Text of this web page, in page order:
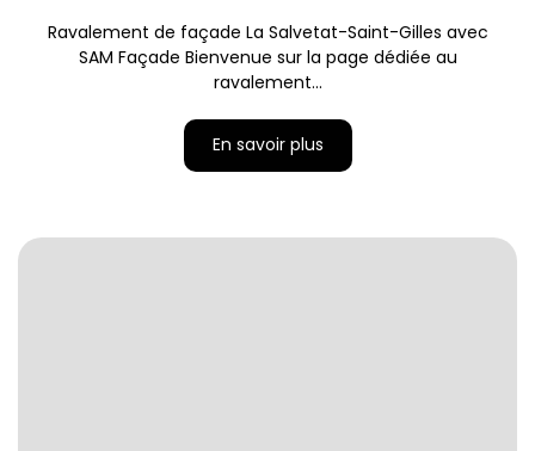
Ravalement de façade La Salvetat-Saint-Gilles avec
SAM Façade Bienvenue sur la page dédiée au
ravalement...
En savoir plus